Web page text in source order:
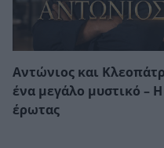
Αντώνιος και
ένα μεγάλο μυστικό –
έρωτας